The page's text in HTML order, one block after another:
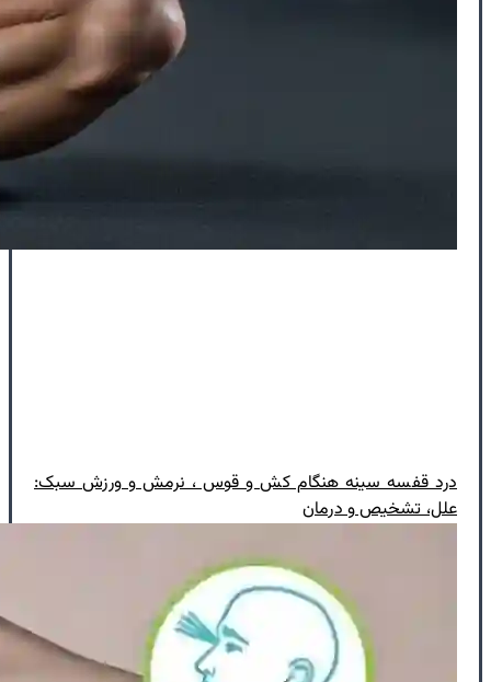
درد قفسه سینه هنگام کش‌ و قوس ، نرمش و ورزش سبک:
علل، تشخیص و درمان